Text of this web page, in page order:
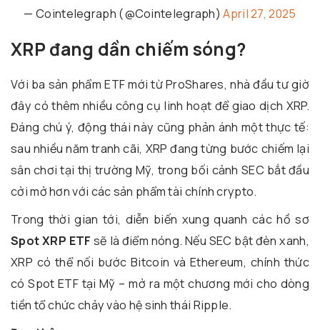
— Cointelegraph (@Cointelegraph)April 27, 2025
XRP đang dần chiếm sóng?
Với ba sản phẩm ETF mới từ ProShares, nhà đầu tư giờ
đây có thêm nhiều công cụ linh hoạt để giao dịch XRP.
Đáng chú ý, động thái này cũng phản ánh một thực tế:
sau nhiều năm tranh cãi, XRP đang từng bước chiếm lại
sân chơi tại thị trường Mỹ, trong bối cảnh SEC bắt đầu
cởi mở hơn với các sản phẩm tài chính crypto.
Trong thời gian tới, diễn biến xung quanh các hồ sơ
Spot XRP ETF sẽ là điểm nóng. Nếu SEC bật đèn xanh,
XRP có thể nối bước Bitcoin và Ethereum, chính thức
có Spot ETF tại Mỹ – mở ra một chương mới cho dòng
tiền tổ chức chảy vào hệ sinh thái Ripple.